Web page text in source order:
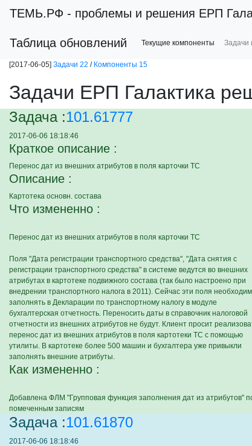
ТЕМЬ.РФ - проблемы и решения ЕРП
Таблица обновлений Текущие компоненты Задачи
[2017-06-05] Задачи 22 / Компоненты 15
Задачи ЕРП Галактика
Задача :101.61777
2017-06-06 18:18:46
Краткое описание :
Перенос дат из внешних атрибутов в поля карточки ТС
Описание :
Картотека основн. состава
Что измененно :
Перенос дат из внешних атрибутов в поля карточки ТС
Поля "Дата регистрации транспортного средства", "Дата снятия с
регистрации транспортного средства" в системе ведутся во внешних
атрибутах в картотеке подвижного состава (так было настроено при
внедрении транспортного налога в 2011). Сейчас эти поля
заполнять в Декларации по транспортному налогу в модуле
бухгалтерская отчетность. Переносить даты в справочник налоговой
отчетности из внешних атрибутов не будут. Клиент просит
перенос дат из внешних атрибутов в поля картотеки ТС с помощью
утилиты. В картотеке более 500 машин и бухгалтера уже привыкли
заполнять внешние атрибуты.
Как измененно :
Добавлена ФЛМ "Групповая функция заполнения дат из атрибутов"
помеченным записям
Задача :101.61870
2017-06-06 18:18:46